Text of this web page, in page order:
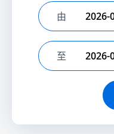
選擇開始日期
由
選擇結束日期
至